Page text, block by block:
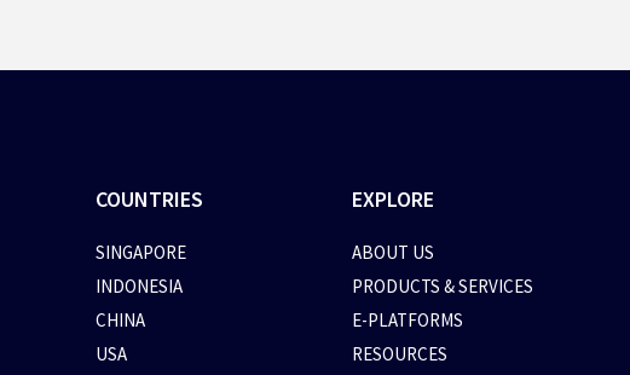
COUNTRIES
SINGAPORE
INDONESIA
CHINA
USA
EXPLORE
ABOUT US
PRODUCTS & SERVICES
E-PLATFORMS
RESOURCES